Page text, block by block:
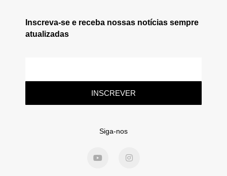
Inscreva-se e receba nossas notícias sempre
atualizadas
INSCREVER
Siga-nos